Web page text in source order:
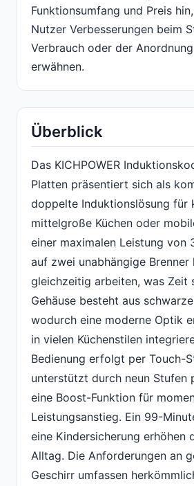
Funktionsumfang und Preis
Nutzer Verbesserungen beim
Verbrauch oder der
erwähnen.
Überblick
Das KICHPOWER
Platten präsentiert sich als
doppelte Induktionslösung für
mittelgroße Küchen oder
einer maximalen Leistung von
auf zwei unabhängige Brenner
gleichzeitig arbeiten, was Zeit
Gehäuse besteht aus
wodurch eine moderne Optik
in vielen Küchenstilen
Bedienung erfolgt per Touch-
unterstützt durch neun Stufen
eine Boost-Funktion für
Leistungsanstieg. Ein 99-
eine Kindersicherung erhöhen
Alltag. Die Anforderungen an
Geschirr umfassen